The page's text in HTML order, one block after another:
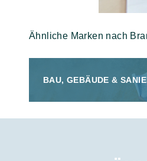
Ähnliche Marken nach
BAU, GEBÄUDE &